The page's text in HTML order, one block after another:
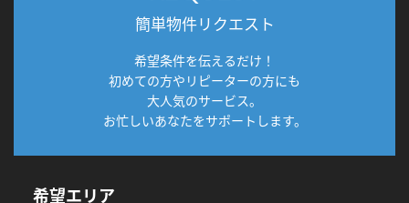
簡単物件リクエスト
希望条件を伝えるだけ！
初めての方やリピーターの方にも
大人気のサービス。
お忙しいあなたをサポートします。
希望エリア